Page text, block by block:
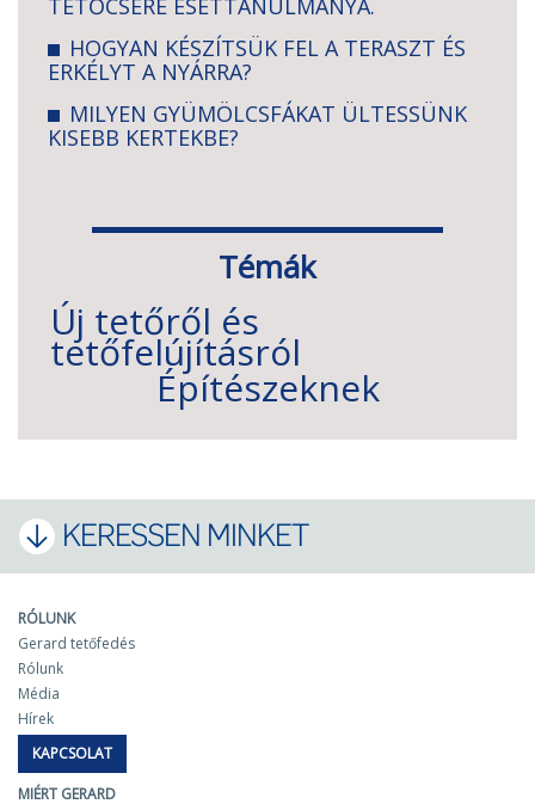
TETŐCSERE ESETTANULMÁNYA.
HOGYAN KÉSZÍTSÜK FEL A TERASZT ÉS
ERKÉLYT A NYÁRRA?
MILYEN GYÜMÖLCSFÁKAT ÜLTESSÜNK
KISEBB KERTEKBE?
Témák
Új tetőről és
tetőfelújításról
Építészeknek
KERESSEN MINKET
RÓLUNK
Gerard tetőfedés
Rólunk
Média
Hírek
KAPCSOLAT
MIÉRT GERARD